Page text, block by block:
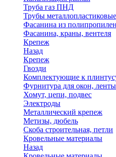
Труба газ ПНД
Трубы
Фасанина из
Фасанина, краны, вентеля
Крепеж
Назад
Крепеж
Гвозди
Комплектующие к
Фурнитура для окон,
Хомут, цепи, подвес
Электроды
Металлический крепеж
Метизы, дюбель
Скоба строительная, петли
Кровельные материалы
Назад